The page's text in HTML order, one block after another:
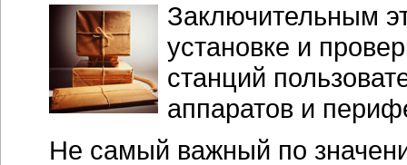
Заключительным
установке и
станций
аппаратов и
Не самый важный по